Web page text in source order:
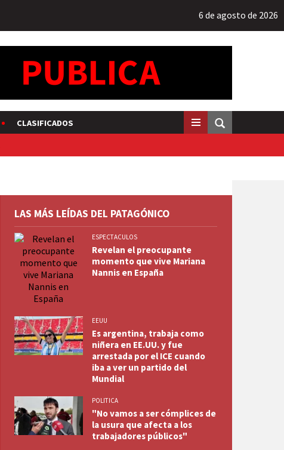
6 de agosto de 2026
CLASIFICADOS
LAS MÁS LEÍDAS DEL PATAGÓNICO
ESPECTACULOS
Revelan el preocupante
momento que vive Mariana
Nannis en España
EEUU
Es argentina, trabaja como
niñera en EE.UU. y fue
arrestada por el ICE cuando
iba a ver un partido del
Mundial
POLITICA
"No vamos a ser cómplices de
la usura que afecta a los
trabajadores públicos"